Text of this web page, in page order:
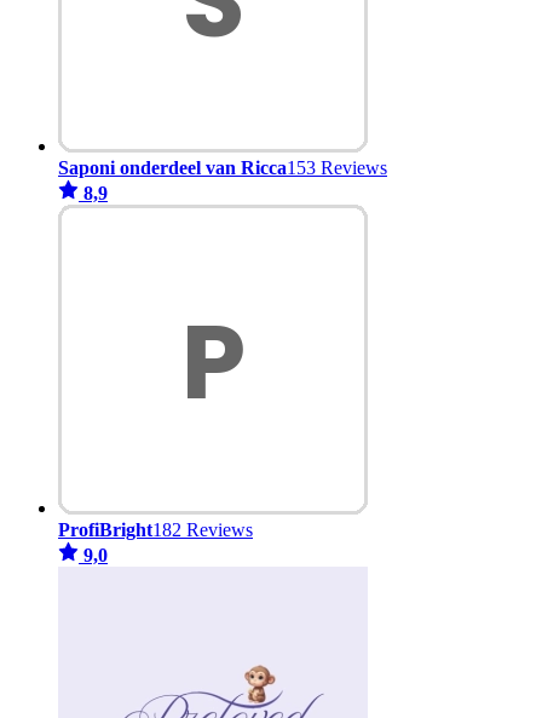
Saponi onderdeel van Ricca153 Reviews
8,9
ProfiBright182 Reviews
9,0